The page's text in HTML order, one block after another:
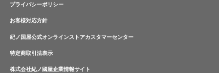
プライバシーポリシー
お客様対応方針
紀ノ国屋公式オンラインストアカスタマーセンター
特定商取引法表示
株式会社紀ノ國屋企業情報サイト